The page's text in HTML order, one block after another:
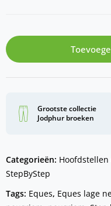
Grootste collectie
Jodphur broeken
Categorieën:
StepByStep
Tags: Eques, Eques lage